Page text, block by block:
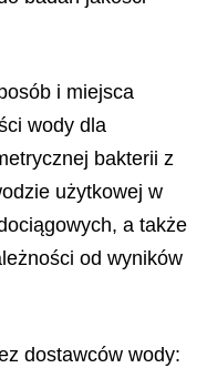
i miejsca
wody dla
bakterii z
użytkowej w
a także
od wyników
dostawców wody: